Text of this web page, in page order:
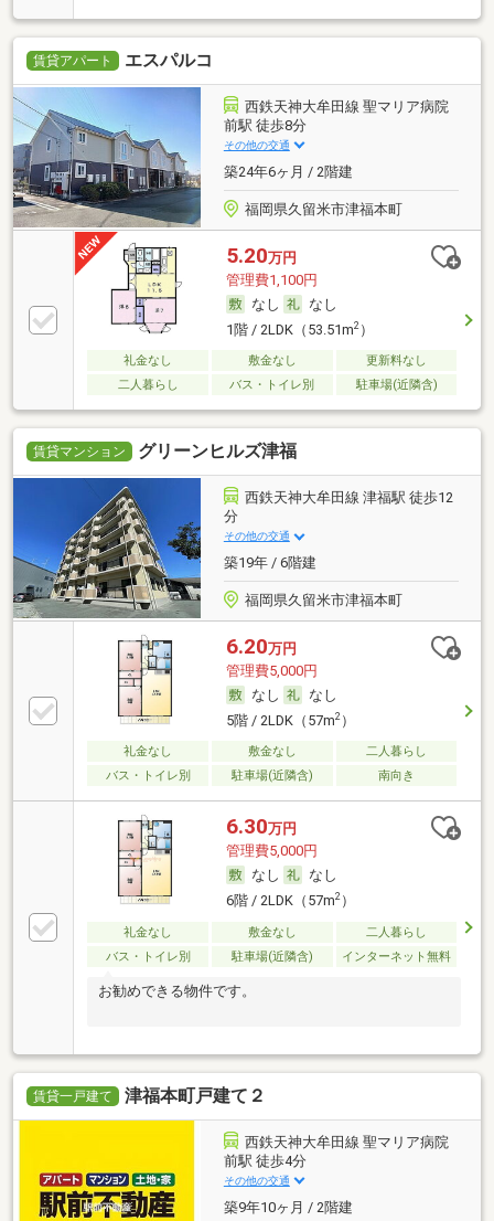
賃貸アパート エスパルコ
西鉄天神大牟田線 聖マリア病院
前駅 徒歩8分
その他の交通
築24年6ヶ月 / 2階建
福岡県久留米市津福本町
5.20万円
管理費1,100円
なし
なし
1階 / 2LDK（53.51m2）
礼金なし 敷金なし
更新料なし
二人暮らし
バス・トイレ別 駐車場(近隣含)
賃貸マンション グリーンヒルズ津福
西鉄天神大牟田線 津福駅 徒歩12
分
その他の交通
築19年 / 6階建
福岡県久留米市津福本町
6.20万円
管理費5,000円
なし
なし
5階 / 2LDK（57m2）
礼金なし 敷金なし
二人暮らし
バス・トイレ別
駐車場(近隣含) 南向き
6.30万円
管理費5,000円
なし
なし
6階 / 2LDK（57m2）
礼金なし 敷金なし
二人暮らし
バス・トイレ別
駐車場(近隣含) インターネット無料
お勧めできる物件です。
賃貸一戸建て 津福本町戸建て２
西鉄天神大牟田線 聖マリア病院
前駅 徒歩4分
その他の交通
築9年10ヶ月 / 2階建